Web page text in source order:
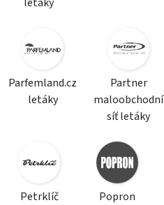
Parfemland.cz
letáky
Partner
maloobchodní
síť letáky
Petrklíč
Popron